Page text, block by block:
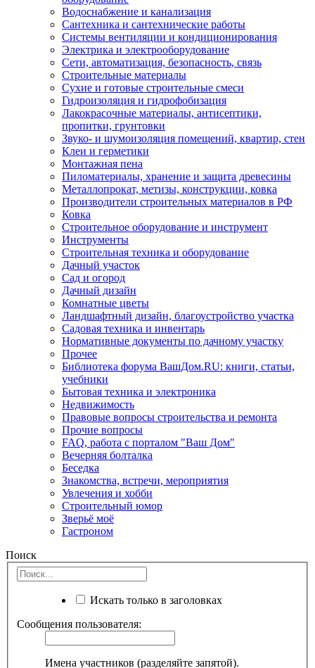
Водоснабжение и канализация
Сантехника и сантехнические работы
Системы вентиляции и кондиционирования
Электрика и электрооборудование
Сети, автоматизация, безопасность, связь
Строительные материалы
Сухие и готовые строительные смеси
Гидроизоляция и гидрофобизация
Лакокрасочные материалы, антисептики,
пропитки, грунтовки
Звуко- и шумоизоляция помещений, квартир, стен
Клеи и герметики
Монтажная пена
Пиломатериалы, хранение и защита древесины
Металлопрокат, метизы, конструкции, ковка
Производители строительных материалов в РФ
Ковка
Строительное оборудование и инструмент
Инструменты
Строительная техника и оборудование
Дачный участок
Сад и огород
Дачный дизайн
Комнатные цветы
Ландшафтный дизайн, благоустройство участка
Садовая техника и инвентарь
Нормативные документы по дачному участку
Прочее
Библиотека форума ВашДом.RU: книги, статьи,
учебники
Бытовая техника и электроника
Недвижимость
Правовые вопросы строительства и ремонта
Прочие вопросы
FAQ, работа с порталом "Ваш Дом"
Вечерняя болталка
Беседка
Знакомства, встречи, мероприятия
Увлечения и хобби
Строительный юмор
Зверьё моё
Гастроном
Поиск
Искать только в заголовках
Сообщения пользователя:
Имена участников (разделяйте запятой).